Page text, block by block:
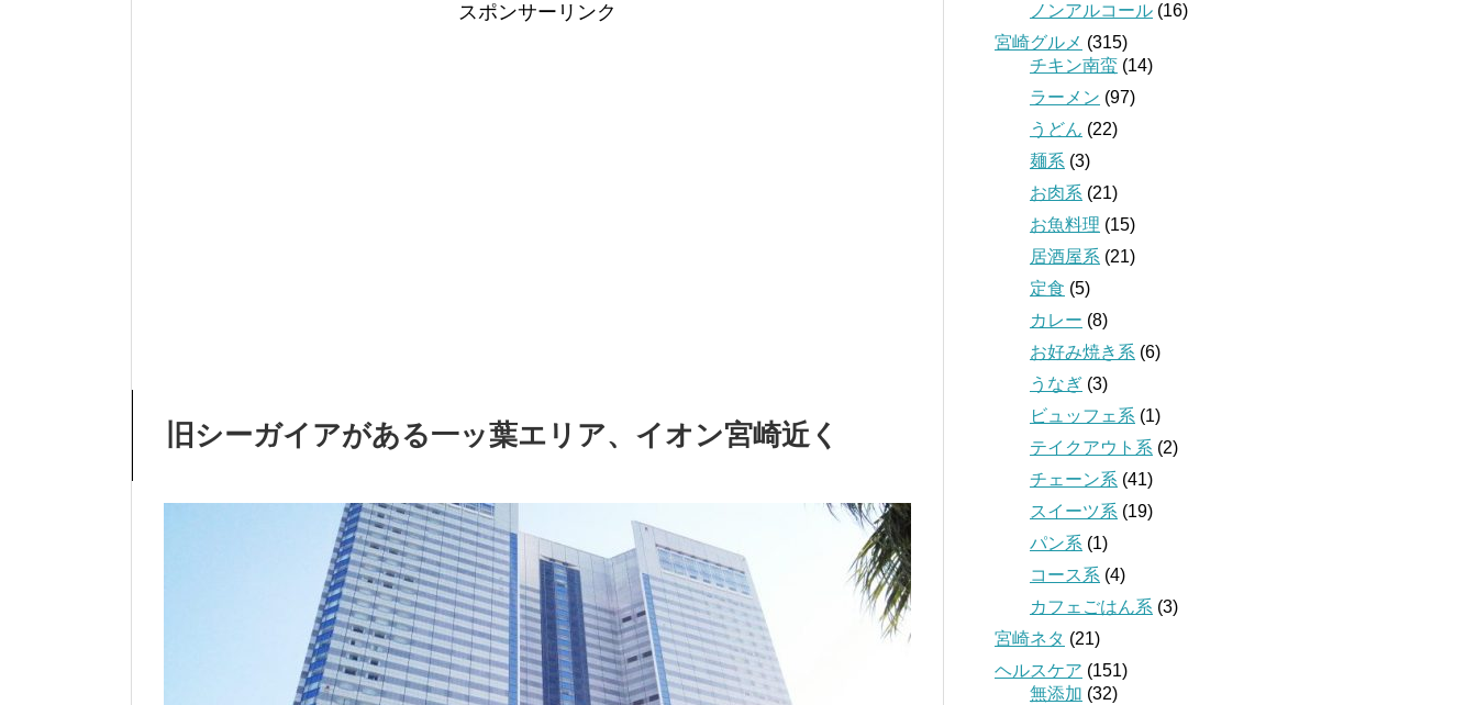
スポンサーリンク
旧シーガイアがある一ッ葉エリア、イオン宮崎近く
ノンアルコール (16)
宮崎グルメ (315)
チキン南蛮 (14)
ラーメン (97)
うどん (22)
麺系 (3)
お肉系 (21)
お魚料理 (15)
居酒屋系 (21)
定食 (5)
カレー (8)
お好み焼き系 (6)
うなぎ (3)
ビュッフェ系 (1)
テイクアウト系 (2)
チェーン系 (41)
スイーツ系 (19)
パン系 (1)
コース系 (4)
カフェごはん系 (3)
宮崎ネタ (21)
ヘルスケア (151)
無添加 (32)